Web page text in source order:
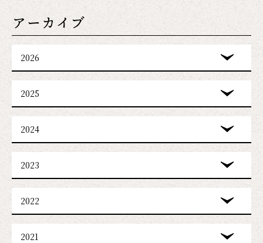
アーカイブ
2026
2025
2024
2023
2022
2021